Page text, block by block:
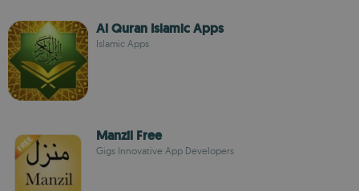
Al Quran Islamic Apps
Islamic Apps
Manzil Free
Gigs Innovative App Developers